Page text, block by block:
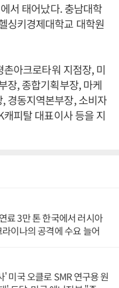
서 태어났다. 충남대학
싱키경제대학교 대학원
아크로타워 지점장, 미
장, 종합기획부장, 마케
경동지역본부장, 소비자
피탈 대표이사 등을 지
료 3만 톤 한국에서 러시아
이나의 공격에 수요 늘어
' 미국 오클로 SMR 연구용 원